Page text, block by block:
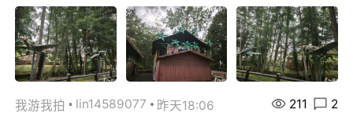
我游我拍 lin14589077 昨天18:06 211 2